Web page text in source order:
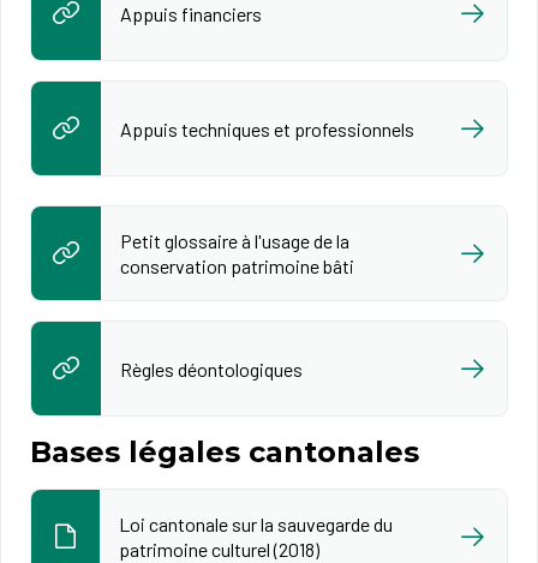
Appuis financiers
Appuis techniques et professionnels
Petit glossaire à l'usage de la
conservation patrimoine bâti
Règles déontologiques
Bases légales cantonales
Loi cantonale sur la sauvegarde du
patrimoine culturel (2018)